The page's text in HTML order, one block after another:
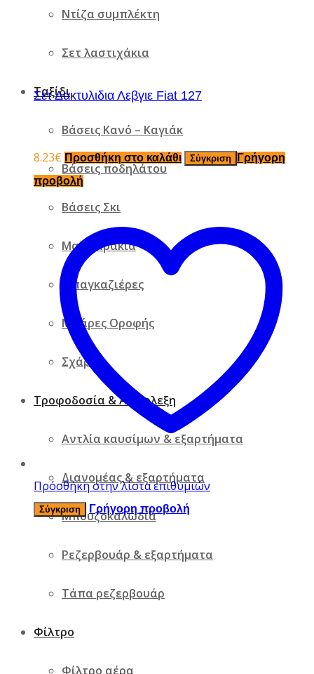
Ντίζα συμπλέκτη
Σετ λαστιχάκια
Ταξίδι
Βάσεις Κανό – Καγιάκ
Βάσεις ποδηλάτου
Βάσεις Σκι
Μαξιλαράκια
Μπαγκαζιέρες
Μπάρες Οροφής
Σχάρες
Τροφοδοσία & Ανάφλεξη
Αντλία καυσίμων & εξαρτήματα
Διανομέας & εξαρτήματα
Μπουζοκαλώδια
Ρεζερβουάρ & εξαρτήματα
Τάπα ρεζερβουάρ
Φίλτρο
Φίλτρο αέρα
Σετ Δακτυλιδια Λεβγιε Fiat 127
8.23€ Προσθήκη στο καλάθι Σύγκριση
Γρήγορη
προβολή
Πρόσθήκη στην λίστα επιθυμιών
Σύγκριση Γρήγορη προβολή